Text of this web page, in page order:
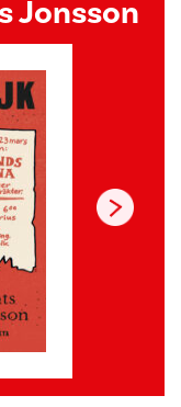
Jonsson